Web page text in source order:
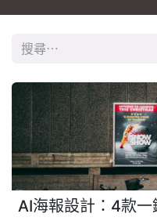
AI海報設計：4款